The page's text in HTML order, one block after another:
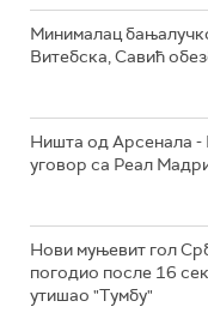
Минималац
Витебска, Савић
Ништа од Арсенала -
уговор са Реал
Нови муњевит гол
погодио после 16
утишао "Тумбу"